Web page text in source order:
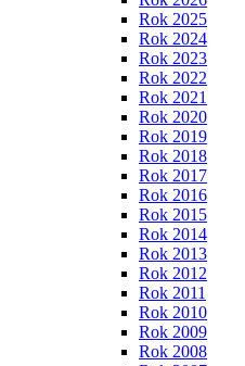
Rok 2025
Rok 2024
Rok 2023
Rok 2022
Rok 2021
Rok 2020
Rok 2019
Rok 2018
Rok 2017
Rok 2016
Rok 2015
Rok 2014
Rok 2013
Rok 2012
Rok 2011
Rok 2010
Rok 2009
Rok 2008